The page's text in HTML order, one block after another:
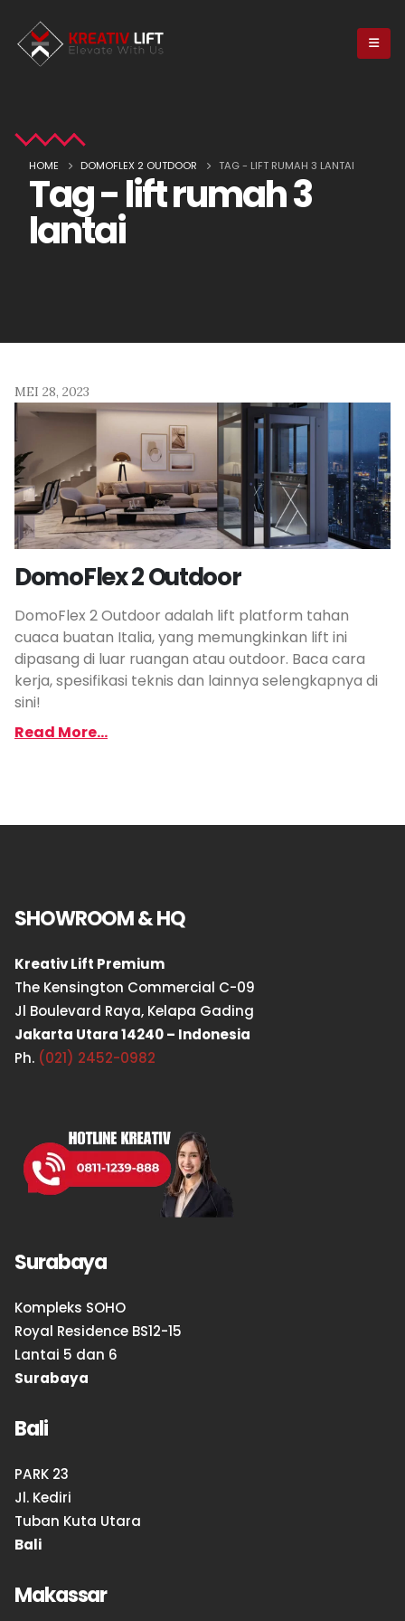
HOME DOMOFLEX 2 OUTDOOR TAG - LIFT RUMAH 3 LANTAI
Tag - lift rumah 3
lantai
DomoFlex 2 Outdoor
DomoFlex 2 Outdoor adalah lift platform tahan
cuaca buatan Italia, yang memungkinkan lift ini
dipasang di luar ruangan atau outdoor. Baca cara
kerja, spesifikasi teknis dan lainnya selengkapnya di
sini!
MEI 28, 2023
Read More...
SHOWROOM & HQ
Kreativ Lift Premium
The Kensington Commercial C-09
Jl Boulevard Raya, Kelapa Gading
Jakarta Utara 14240 – Indonesia
Ph. (021) 2452-0982
Surabaya
Kompleks SOHO
Royal Residence BS12-15
Lantai 5 dan 6
Surabaya
Bali
PARK 23
Jl. Kediri
Tuban Kuta Utara
Bali
Makassar